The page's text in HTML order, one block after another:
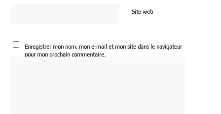
Site web
Enregistrer mon nom, mon e-mail et mon site dans le navigateur
pour mon prochain commentaire.